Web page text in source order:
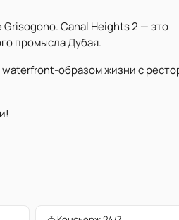
Grisogono. Canal Heights 2 — это
промысла Дубая.
образом жизни с